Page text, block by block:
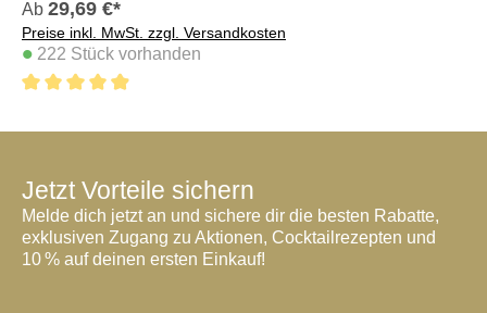
Ab 29,69 €*
Preise inkl. MwSt. zzgl. Versandkosten
• 222 Stück vorhanden
Jetzt Vorteile sichern
Melde dich jetzt an und sichere dir die besten Rabatte,
exklusiven Zugang zu Aktionen, Cocktailrezepten und
10 % auf deinen ersten Einkauf!